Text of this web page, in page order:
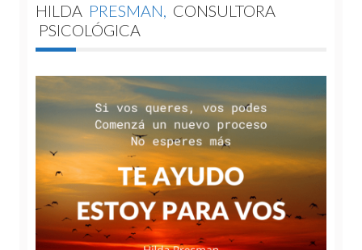
HILDA PRESMAN, CONSULTORA
PSICOLÓGICA